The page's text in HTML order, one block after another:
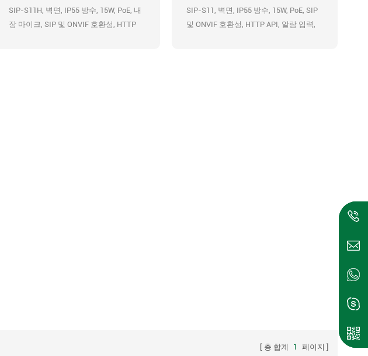
SIP-S11H, 벽면, IP55 방수, 15W, PoE, 내
장 마이크, SIP 및 ONVIF 호환성, HTTP
SIP-S11, 벽면, IP55 방수, 15W, PoE, SIP
및 ONVIF 호환성, HTTP API, 알람 입력,
총 합계 1 페이지